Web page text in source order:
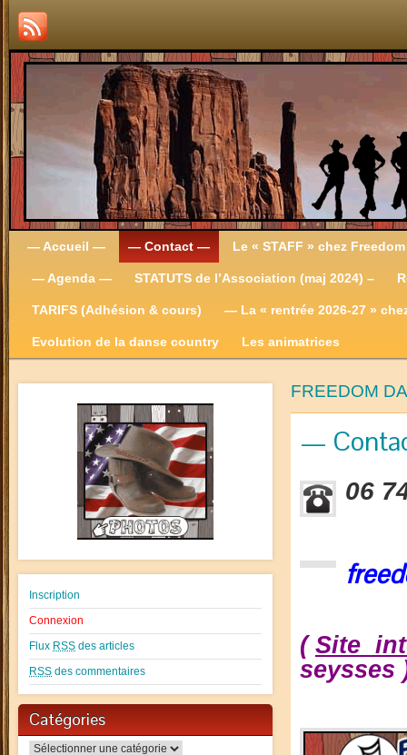
— Accueil — — Contact — Le « STAFF » chez Freedom
— Agenda — STATUTS de l’Association (maj 2024) –
TARIFS (Adhésion & cours) — La « rentrée 2026-27 »
Evolution de la danse country Les animatrices
Inscription
Connexion
Flux RSS des articles
RSS des commentaires
Catégories
Catégories
FREEDOM
—
06
(Site
seysses